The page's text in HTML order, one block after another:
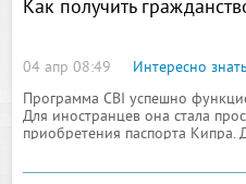
Как получить
04 апр 08:49
Интересно знать
Программа CBI успешно
Для иностранцев она стала
приобретения паспорта Кипра.
вложений от иностранных